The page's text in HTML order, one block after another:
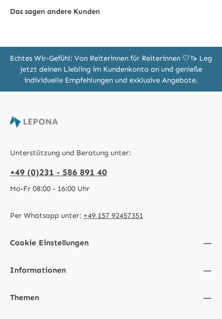
Das sagen andere Kunden
Echtes Wir-Gefühl: Von Reiterinnen für Reiterinnen 🤍🦄 Leg
jetzt deinen Liebling im Kundenkonto an und genieße
individuelle Empfehlungen und exklusive Angebote.
Unterstützung und Beratung unter:
+49 (0)231 - 586 891 40
Mo-Fr 08:00 - 16:00 Uhr
Per Whatsapp unter: +49 157 92457351
Cookie Einstellungen
Informationen
Themen